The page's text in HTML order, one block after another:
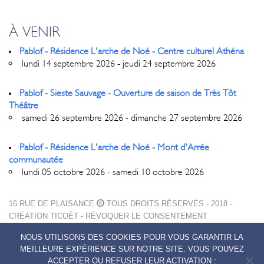
À VENIR
Pablof - Résidence L'arche de Noé - Centre culturel Athéna
lundi 14 septembre 2026 - jeudi 24 septembre 2026
Pablof - Sieste Sauvage - Ouverture de saison de Très Tôt
Théâtre
samedi 26 septembre 2026 - dimanche 27 septembre 2026
Pablof - Résidence L'arche de Noé - Mont d'Arrée
communautée
lundi 05 octobre 2026 - samedi 10 octobre 2026
16 RUE DE PLAISANCE
TOUS DROITS RÉSERVÉS - 2018 -
CRÉATION TICOËT - RÉVOQUER LE CONSENTEMENT
MENTIONS LÉGALES
POLITIQUE DE CONFIDENTIALITÉ
NOUS UTILISONS DES COOKIES POUR VOUS GARANTIR LA
MEILLEURE EXPÉRIENCE SUR NOTRE SITE. VOUS POUVEZ
ACCEPTER OU REFUSER LEUR ACTIVATION :